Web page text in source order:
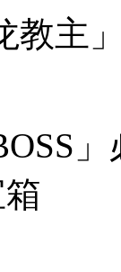
教主